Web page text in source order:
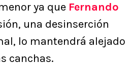
ya que Fernando
una desinserción
lo mantendrá alejado
canchas.